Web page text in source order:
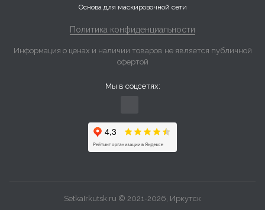
Основа для маскировочной сети
Политика конфиденциальности
Информация о ценах и наличии товаров не является публичной
офертой
Мы в соцсетях:
SetkaIrkutsk.ru © 2021-2026, Иркутск